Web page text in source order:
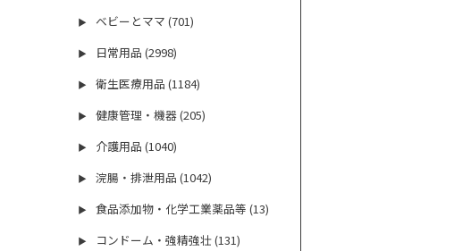
▶ ベビーとママ (701)
▶ 日常用品 (2998)
▶ 衛生医療用品 (1184)
▶ 健康管理・機器 (205)
▶ 介護用品 (1040)
▶ 浣腸・排泄用品 (1042)
▶ 食品添加物・化学工業薬品等 (13)
▶ コンドーム・強精強壮 (131)